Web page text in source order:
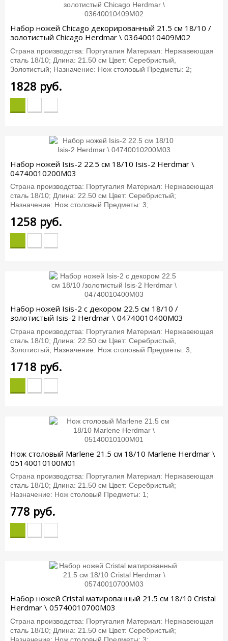
Набор ножей Chicago декорированный 21.5 см 18/10 /
золотистый Chicago Herdmar \ 03640010409M02
Страна производства: Португалия Материал: Нержавеющая
сталь 18/10; Длина: 21.50 см Цвет: Серебристый,
Золотистый; Назначение: Нож столовый Предметы: 2;
1828 руб.
Набор ножей Isis-2 22.5 см 18/10 Isis-2 Herdmar \
04740010200M03
Страна производства: Португалия Материал: Нержавеющая
сталь 18/10; Длина: 22.50 см Цвет: Серебристый;
Назначение: Нож столовый Предметы: 3;
1258 руб.
Набор ножей Isis-2 с декором 22.5 см 18/10 /
золотистый Isis-2 Herdmar \ 04740010400M03
Страна производства: Португалия Материал: Нержавеющая
сталь 18/10; Длина: 22.50 см Цвет: Серебристый,
Золотистый; Назначение: Нож столовый Предметы: 3;
1718 руб.
Нож столовый Marlene 21.5 см 18/10 Marlene Herdmar \
05140010100M01
Страна производства: Португалия Материал: Нержавеющая
сталь 18/10; Длина: 21.50 см Цвет: Серебристый;
Назначение: Нож столовый Предметы: 1;
778 руб.
Набор ножей Cristal матированный 21.5 см 18/10 Cristal
Herdmar \ 05740010700M03
Страна производства: Португалия Материал: Нержавеющая
сталь 18/10; Длина: 21.50 см Цвет: Серебристый;
Назначение: Нож столовый Предметы: 3;